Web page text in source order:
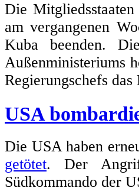
Die
am vergangenen
Kuba beenden.
Außenministeriums
Regierungschefs
USA
Die USA haben
getötet. Der
Südkommando der